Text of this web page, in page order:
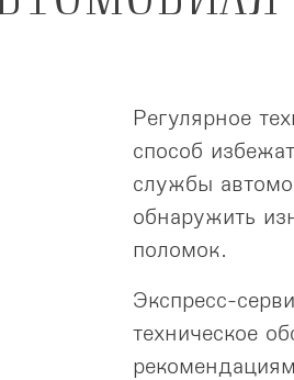
Регулярное
способ
службы
обнаружить
поломок.
Экспресс-
техническое